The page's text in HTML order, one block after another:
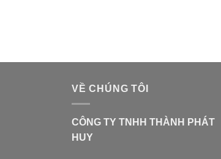
VỀ CHÚNG TÔI
CÔNG TY TNHH THÀNH PHÁT
HUY